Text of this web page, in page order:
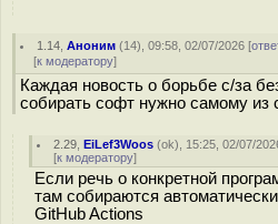
1.14 ,Аноним (14), 09:58, 02/07/2026 [
[к модератору]
Каждая новость о борьбе с/за
собирать софт нужно самому из
2.29 ,EiLef3Woos (ok), 15:25, 02/07/
[к модератору]
Если речь о конкретной
там собираются
GitHub Actions